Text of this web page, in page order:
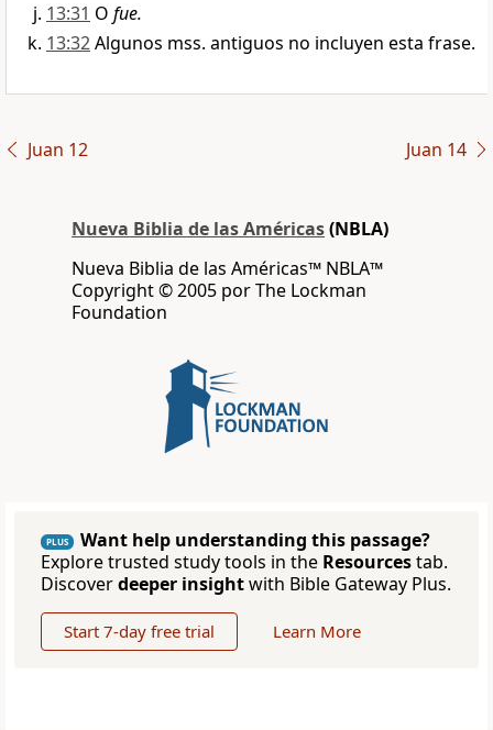
13:31 O fue.
13:32Algunos mss. antiguos no incluyen esta frase.
Juan 12 Juan 14
Nueva Biblia de las Américas(NBLA)
Nueva Biblia de las Américas™ NBLA™
Copyright © 2005 por The Lockman
Foundation
PLUS
Want help understanding this passage?
Explore trusted study tools in the Resourcestab.
Discoverdeeper insightwith Bible Gateway Plus.
Start 7-day free trial Learn More